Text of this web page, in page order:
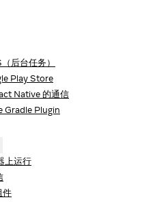
后台任务）
Play Store
Native 的通信
Gradle Plugin
上运行
件